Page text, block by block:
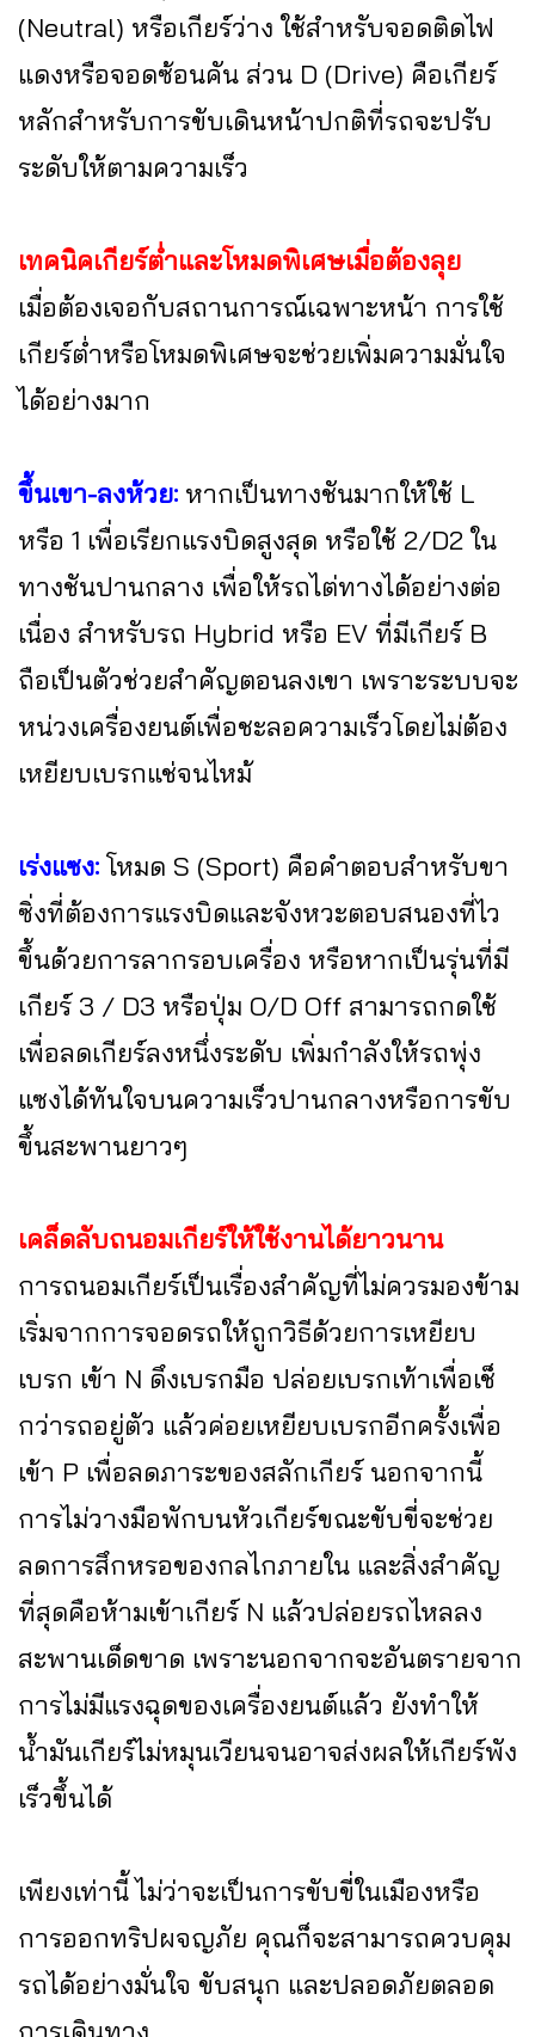
(Neutral) หรือเกียร์ว่าง ใช้สำหรับจอดติดไฟ
แดงหรือจอดซ้อนคัน ส่วน D (Drive) คือเกียร์
หลักสำหรับการขับเดินหน้าปกติที่รถจะปรับ
ระดับให้ตามความเร็ว
เทคนิคเกียร์ต่ำและโหมดพิเศษเมื่อต้องลุย
เมื่อต้องเจอกับสถานการณ์เฉพาะหน้า การใช้
เกียร์ต่ำหรือโหมดพิเศษจะช่วยเพิ่มความมั่นใจ
ได้อย่างมาก
ขึ้นเขา-ลงห้วย: หากเป็นทางชันมากให้ใช้ L
หรือ 1 เพื่อเรียกแรงบิดสูงสุด หรือใช้ 2/D2 ใน
ทางชันปานกลาง เพื่อให้รถไต่ทางได้อย่างต่อ
เนื่อง สำหรับรถ Hybrid หรือ EV ที่มีเกียร์ B
ถือเป็นตัวช่วยสำคัญตอนลงเขา เพราะระบบจะ
หน่วงเครื่องยนต์เพื่อชะลอความเร็วโดยไม่ต้อง
เหยียบเบรกแช่จนไหม้
เร่งแซง: โหมด S (Sport) คือคำตอบสำหรับขา
ซิ่งที่ต้องการแรงบิดและจังหวะตอบสนองที่ไว
ขึ้นด้วยการลากรอบเครื่อง หรือหากเป็นรุ่นที่มี
เกียร์ 3 / D3 หรือปุ่ม O/D Off สามารถกดใช้
เพื่อลดเกียร์ลงหนึ่งระดับ เพิ่มกำลังให้รถพุ่ง
แซงได้ทันใจบนความเร็วปานกลางหรือการขับ
ขึ้นสะพานยาวๆ
เคล็ดลับถนอมเกียร์ให้ใช้งานได้ยาวนาน
การถนอมเกียร์เป็นเรื่องสำคัญที่ไม่ควรมองข้าม
เริ่มจากการจอดรถให้ถูกวิธีด้วยการเหยียบ
เบรก เข้า N ดึงเบรกมือ ปล่อยเบรกเท้าเพื่อเช็
กว่ารถอยู่ตัว แล้วค่อยเหยียบเบรกอีกครั้งเพื่อ
เข้า P เพื่อลดภาระของสลักเกียร์ นอกจากนี้
การไม่วางมือพักบนหัวเกียร์ขณะขับขี่จะช่วย
ลดการสึกหรอของกลไกภายใน และสิ่งสำคัญ
ที่สุดคือห้ามเข้าเกียร์ N แล้วปล่อยรถไหลลง
สะพานเด็ดขาด เพราะนอกจากจะอันตรายจาก
การไม่มีแรงฉุดของเครื่องยนต์แล้ว ยังทำให้
น้ำมันเกียร์ไม่หมุนเวียนจนอาจส่งผลให้เกียร์พัง
เร็วขึ้นได้
เพียงเท่านี้ ไม่ว่าจะเป็นการขับขี่ในเมืองหรือ
การออกทริปผจญภัย คุณก็จะสามารถควบคุม
รถได้อย่างมั่นใจ ขับสนุก และปลอดภัยตลอด